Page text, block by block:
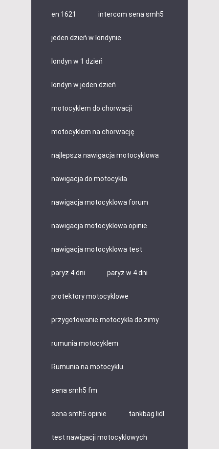
en 1621 intercom sena smh5
jeden dzień w londynie
londyn w 1 dzień
londyn w jeden dzień
motocyklem do chorwacji
motocyklem na chorwację
najlepsza nawigacja motocyklowa
nawigacja do motocykla
nawigacja motocyklowa forum
nawigacja motocyklowa opinie
nawigacja motocyklowa test
paryż 4 dni paryż w 4 dni
protektory motocyklowe
przygotowanie motocykla do zimy
rumunia motocyklem
Rumunia na motocyklu
sena smh5 fm
sena smh5 opinie tankbag lidl
test nawigacji motocyklowych